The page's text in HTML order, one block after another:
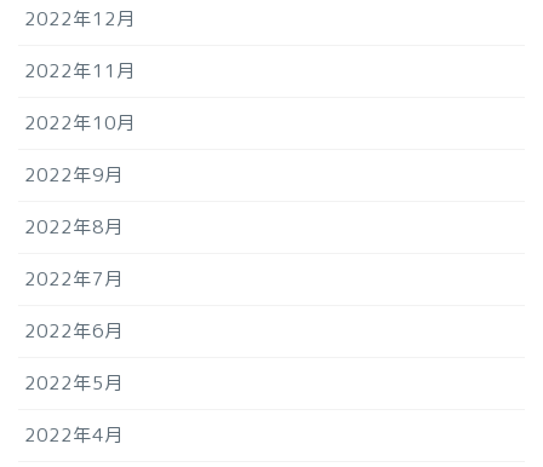
2022年12月
2022年11月
2022年10月
2022年9月
2022年8月
2022年7月
2022年6月
2022年5月
2022年4月